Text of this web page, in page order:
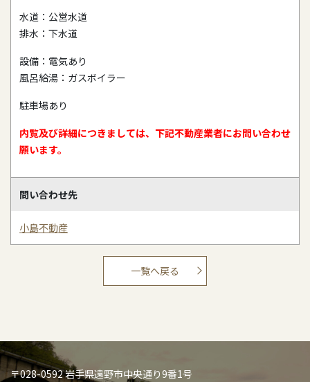
水道：公営水道
排水：下水道
設備：電気あり
風呂給湯：ガスボイラー
駐車場あり
内覧及び詳細につきましては、下記不動産業者にお問い合わせ
願います。
問い合わせ先
小島不動産
一覧へ戻る
〒028-0592 岩手県遠野市中央通り9番1号